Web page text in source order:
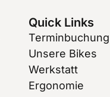
Quick Links
Terminbuchung
Unsere Bikes
Werkstatt
Ergonomie